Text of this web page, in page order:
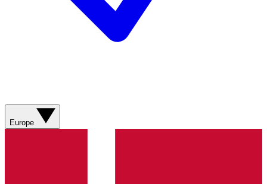
Europe